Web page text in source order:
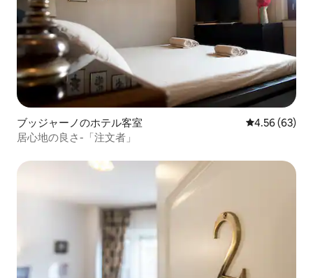
ブッジャーノのホテル客室 レビュー63
4.56 (63)
居心地の良さ-「注文者」